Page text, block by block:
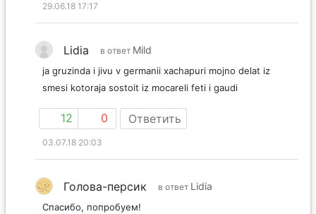
29.06.18 17:17
Lidia в ответ Mild
ja gruzinda i jivu v germanii xachapuri mojno delat iz
smesi kotoraja sostoit iz mocareli feti i gaudi
12 0 Ответить
03.07.18 20:03
Голова-персик в ответ Lidia
Спасибо, попробуем!